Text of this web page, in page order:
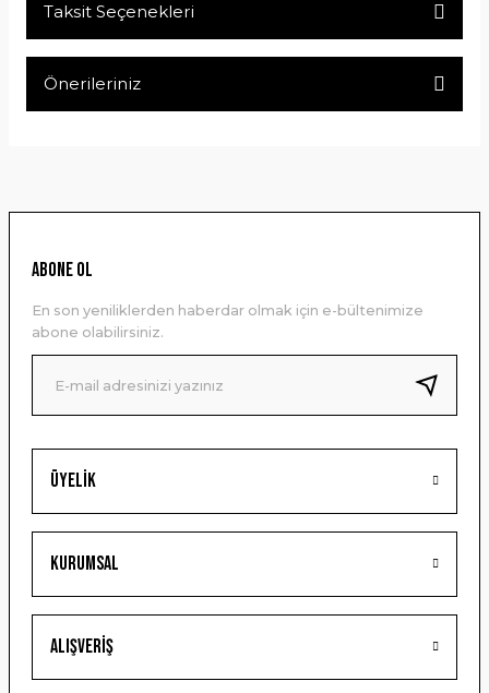
Taksit Seçenekleri
Önerileriniz
Ürün resmi kalitesiz, bozuk veya görüntülenemiyor.
Ürün bilgilerinde hatalar bulunuyor.
Ürün fiyatı diğer sitelerden daha pahalı.
Bu ürüne benzer farklı alternatifler olmalı.
Gönder
Üyelik
Kurumsal
Alışveriş
ABONE OL
En son yeniliklerden haberdar olmak için e-bültenimize
abone olabilirsiniz.